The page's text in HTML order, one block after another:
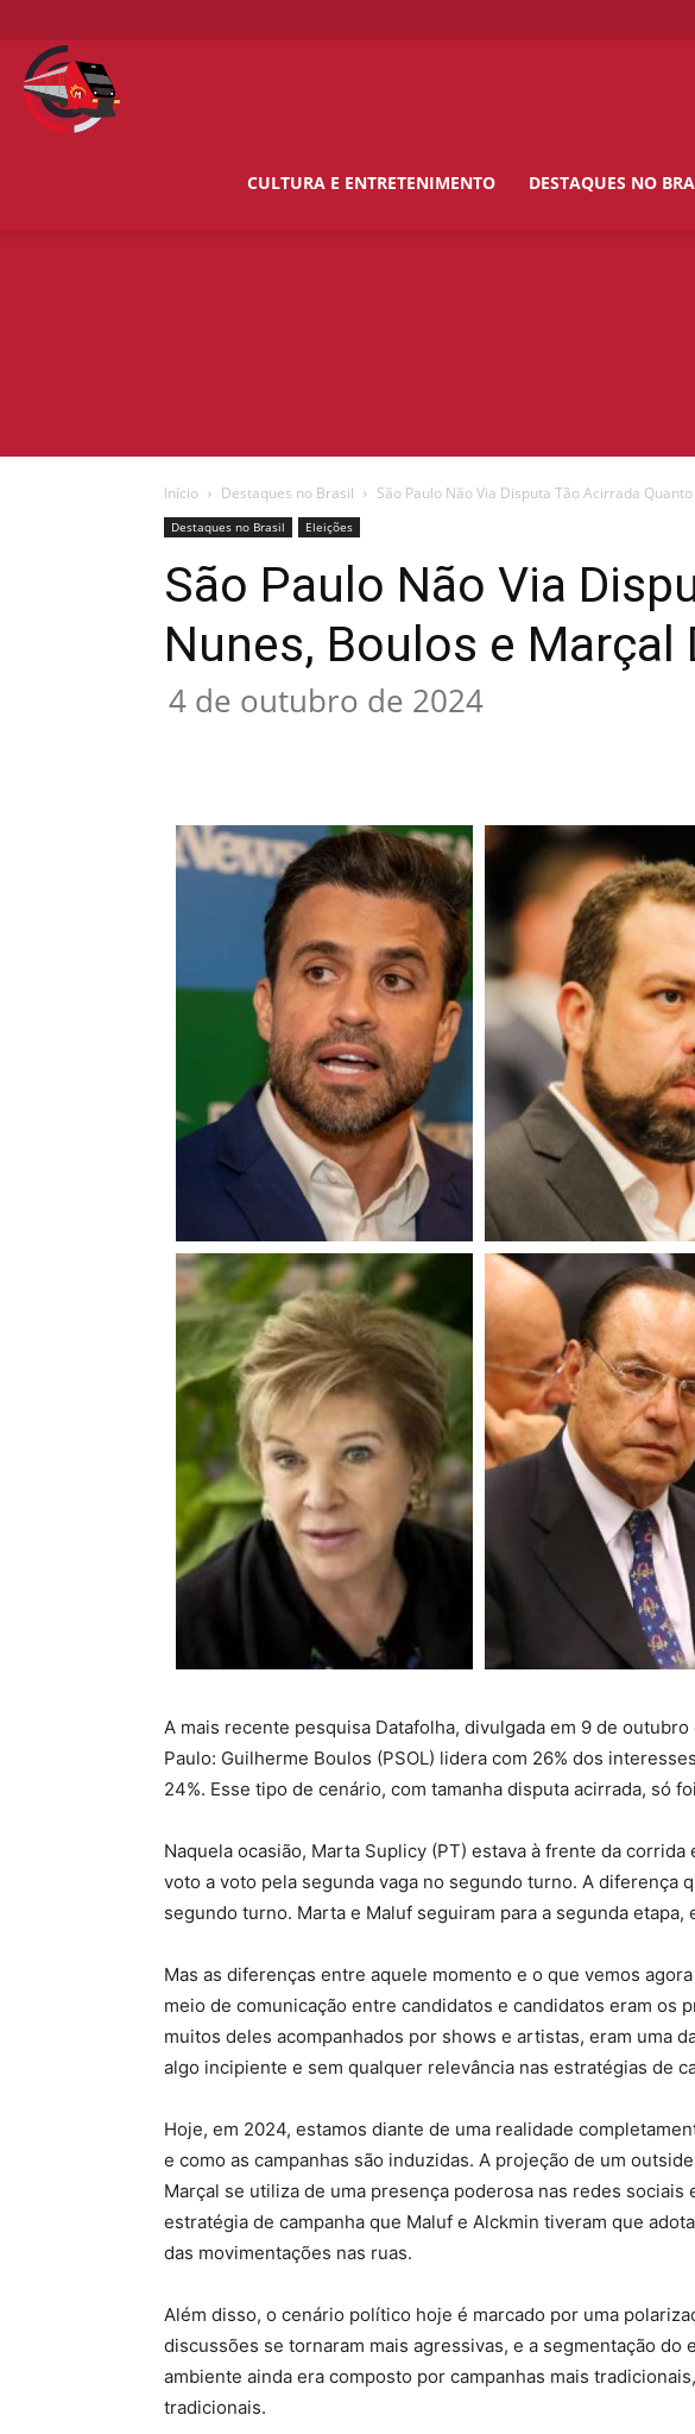
CULTURA E ENTRETENIMENTO DESTAQUES NO
Início Destaques no Brasil São Paulo Não Via Disputa Tão Acirrada
Destaques no Brasil Eleições
São Paulo Não Via
Nunes, Boulos e Marçal
4 de outubro de 2024
A mais recente pesquisa Datafolha, divulgada em 9 de
Paulo: Guilherme Boulos (PSOL) lidera com 26% dos
24%. Esse tipo de cenário, com tamanha disputa acirrada, só
Naquela ocasião, Marta Suplicy (PT) estava à frente da
voto a voto pela segunda vaga no segundo turno. A diferença
segundo turno. Marta e Maluf seguiram para a segunda
Mas as diferenças entre aquele momento e o que vemos
meio de comunicação entre candidatos e candidatos eram os
muitos deles acompanhados por shows e artistas, eram uma
algo incipiente e sem qualquer relevância nas estratégias de
Hoje, em 2024, estamos diante de uma realidade
e como as campanhas são induzidas. A projeção de um
Marçal se utiliza de uma presença poderosa nas redes
estratégia de campanha que Maluf e Alckmin tiveram que
das movimentações nas ruas.
Além disso, o cenário político hoje é marcado por uma
discussões se tornaram mais agressivas, e a segmentação
ambiente ainda era composto por campanhas mais
tradicionais.